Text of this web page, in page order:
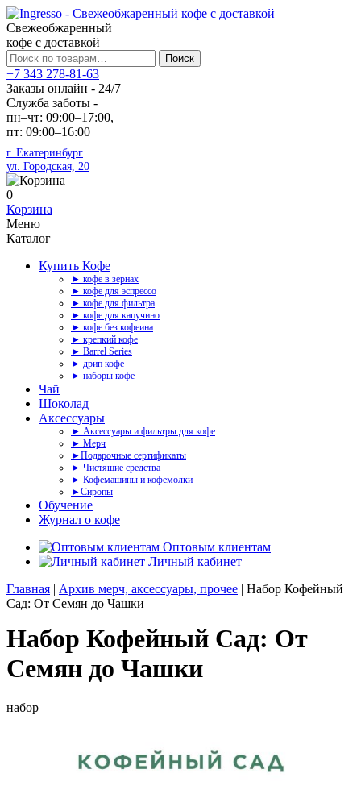
Свежеобжаренный
кофе с доставкой
Искать:
Поиск
+7 343 278-81-63
Заказы онлайн - 24/7
Служба заботы -
пн–чт: 09:00–17:00,
пт: 09:00–16:00
г. Екатеринбург
ул. Городская, 20
0
Корзина
Меню
Каталог
Купить Кофе
► кофе в зернах
► кофе для эспрессо
► кофе для фильтра
► кофе для капучино
► кофе без кофеина
► крепкий кофе
► Barrel Series
► дрип кофе
► наборы кофе
Чай
Шоколад
Аксессуары
► Аксессуары и фильтры для кофе
► Мерч
►Подарочные сертификаты
► Чистящие средства
► Кофемашины и кофемолки
►Сиропы
Обучение
Журнал о кофе
Оптовым клиентам
Личный кабинет
Главная | Архив мерч, аксессуары, прочее | Набор Кофейный
Сад: От Семян до Чашки
Набор Кофейный Сад: От
Семян до Чашки
набор